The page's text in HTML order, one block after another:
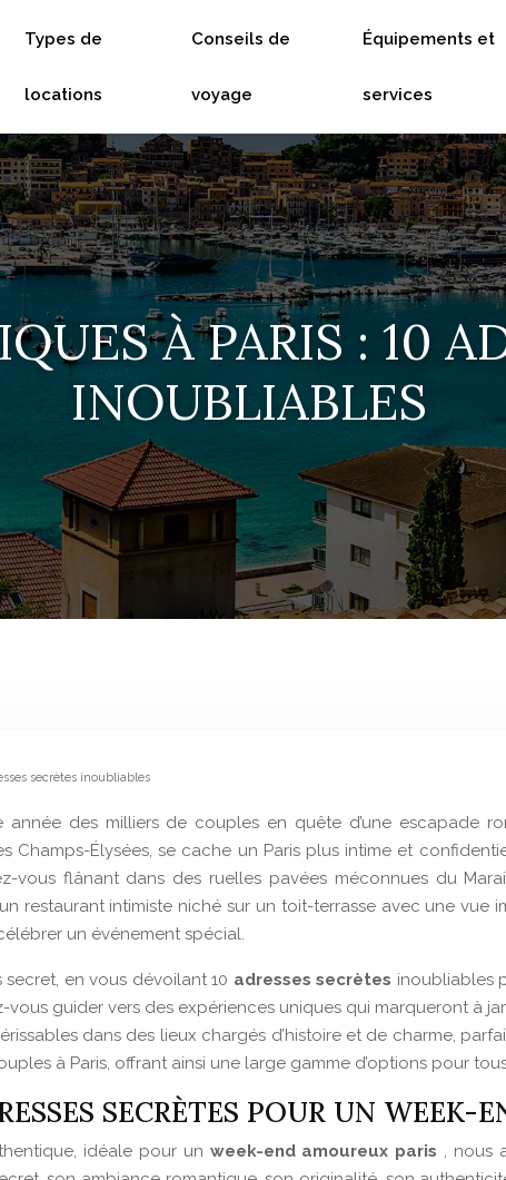
Types de
locations
Conseils de
voyage
Équipements et
services
À PARIS : 10
INOUBLIABLES
secrètes inoubliables
année des milliers de couples en quête d’une escapade
Champs-Élysées, se cache un Paris plus intime et
vous flânant dans des ruelles pavées méconnues du
restaurant intimiste niché sur un toit-terrasse avec une vue
un événement spécial.
en vous dévoilant 10 adresses secrètes inoubliables
vous guider vers des expériences uniques qui marqueront à
dans des lieux chargés d’histoire et de charme,
à Paris, offrant ainsi une large gamme d’options pour
SECRÈTES POUR UN WEEK-
idéale pour un week-end amoureux paris , nous